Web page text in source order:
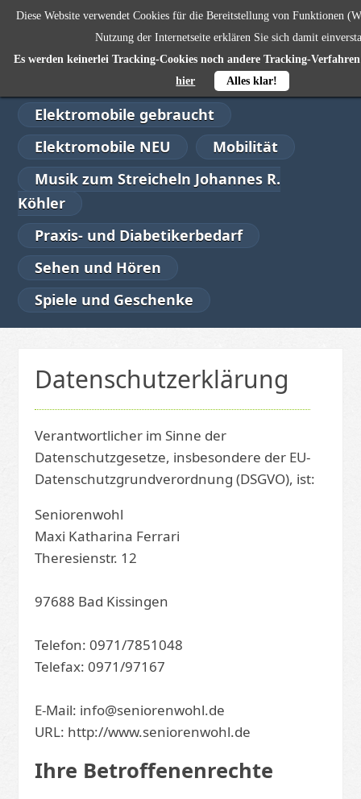
0,00 €
Bad
Elektromobile gebraucht
Elektromobile NEU
Mobilität
Musik zum Streicheln Johannes R.
Köhler
Praxis- und Diabetikerbedarf
Sehen und Hören
Spiele und Geschenke
Datenschutzerklärung
Verantwortlicher im Sinne der
Datenschutzgesetze, insbesondere der EU-
Datenschutzgrundverordnung (DSGVO), ist:
Seniorenwohl
Maxi Katharina Ferrari
Theresienstr. 12
97688 Bad Kissingen
Telefon: 0971/7851048
Telefax: 0971/97167
E-Mail: info@seniorenwohl.de
URL: http://www.seniorenwohl.de
Ihre Betroffenenrechte
Diese Website verwendet Cookies für die Bereitstellung von Funktionen
Nutzung der Internetseite erklären Sie sich damit
Es werden keinerlei Tracking-Cookies noch andere Tracking-
hier
Alles klar!